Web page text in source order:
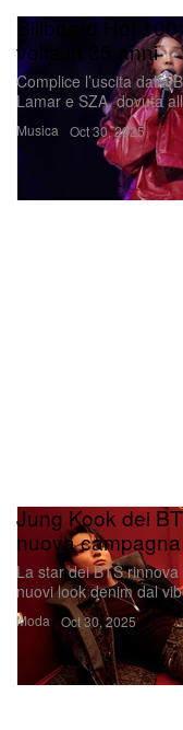
Musica
Billboard Hot
volta in 35 anni
Complice l’uscita dalla
Lamar e SZA, dovuta
Oct 30, 2025
Moda
Jung Kook dei
nuova
La star dei BTS
nuovi look denim dal
Oct 30, 2025